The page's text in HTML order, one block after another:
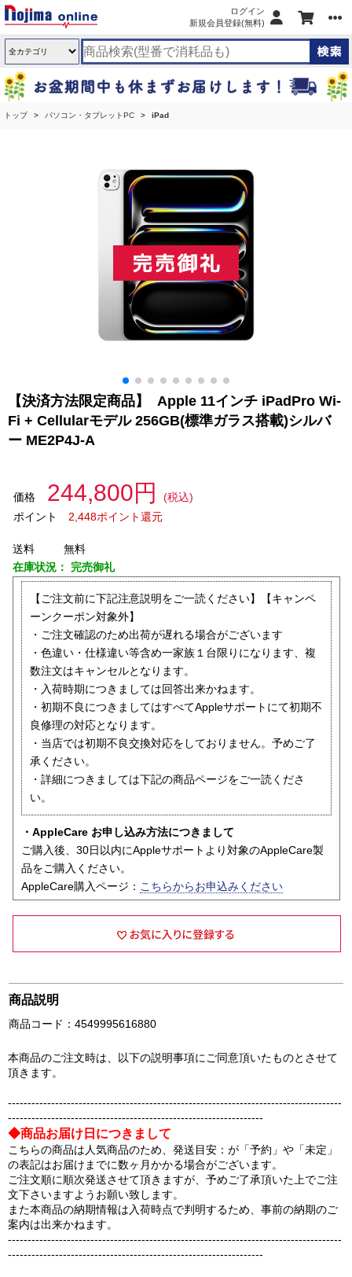
ログイン
新規会員登録(無料)
トップ パソコン・タブレットPC iPad
【決済方法限定商品】 Apple 11インチ iPadPro Wi-
Fi + Cellularモデル 256GB(標準ガラス搭載)シルバ
ー ME2P4J-A
価格 244,800円
(税込)
ポイント
2,448ポイント還元
送料
無料
在庫状況： 完売御礼
【ご注文前に下記注意説明をご一読ください】【キャンペ
ーンクーポン対象外】
・ご注文確認のため出荷が遅れる場合がございます
・色違い・仕様違い等含め一家族１台限りになります、複
数注文はキャンセルとなります。
・入荷時期につきましては回答出来かねます。
・初期不良につきましてはすべてAppleサポートにて初期不
良修理の対応となります。
・当店では初期不良交換対応をしておりません。予めご了
承ください。
・詳細につきましては下記の商品ページをご一読くださ
い。
・AppleCare お申し込み方法につきまして
ご購入後、30日以内にAppleサポートより対象のAppleCare製
品をご購入ください。
AppleCare購入ページ： こちらからお申込みください
商品説明
商品コード：4549995616880
本商品のご注文時は、以下の説明事項にご同意頂いたものとさせて
頂きます。
-------------------------------------------------------------------------------------
-----------------------------------------------------------------
◆商品お届け日につきまして
こちらの商品は人気商品のため、発送目安：が「予約」や「未定」
の表記はお届けまでに数ヶ月かかる場合がございます。
ご注文順に順次発送させて頂きますが、予めご了承頂いた上でご注
文下さいますようお願い致します。
また本商品の納期情報は入荷時点で判明するため、事前の納期のご
案内は出来かねます。
-------------------------------------------------------------------------------------
-----------------------------------------------------------------